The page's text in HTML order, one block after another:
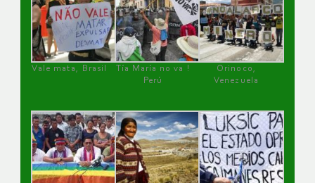
Vale mata, Brasil
Tía María no va !
Perú
Orinoco,
Venezuela